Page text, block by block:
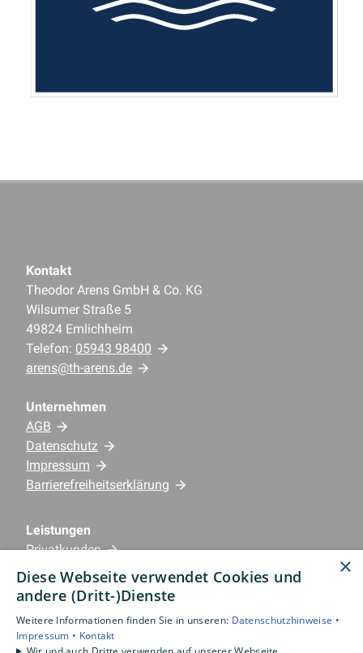
Kontakt
Theodor Arens GmbH & Co. KG
Wilsumer Straße 5
49824 Emlichheim
Telefon: 05943 98400
arens@th-arens.de
Unternehmen
AGB
Datenschutz
Impressum
Barrierefreiheitserklärung
Leistungen
Privatkunden
Gewerbekunden
Karriere
Unternehmen
Standorte
×
Diese Webseite verwendet Cookies und
andere (Dritt-)Dienste
Weitere Informationen finden Sie in unseren: Datenschutzhinweise •
Impressum • Kontakt